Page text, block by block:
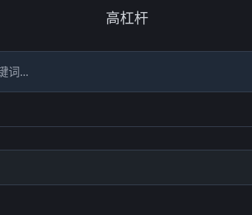
高杠杆